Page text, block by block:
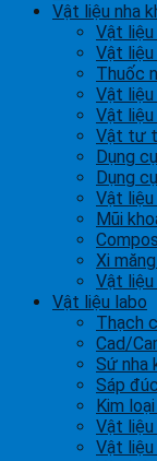
Vật liệu nha
Vật liệu
Vật liệu
Thuốc
Vật
Vật
Vật tư
Dụng
Dụng
Vật liệu
Mũi
Xi
Vật liệu
Vật liệu labo
Thạch
Cad/
Sứ nha
Sáp
Kim
Vật
Vật